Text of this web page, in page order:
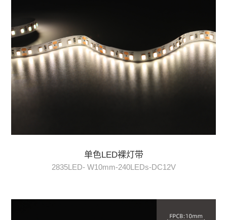
单色LED裸灯带
2835LED- W10mm-240LEDs-DC12V